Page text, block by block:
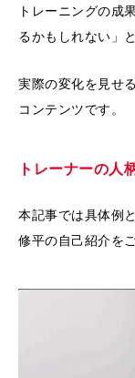
トレーニングの成
るかもしれない」
実際の変化を見せ
コンテンツです。
トレーナーの人
本記事では具体例
修平の自己紹介を